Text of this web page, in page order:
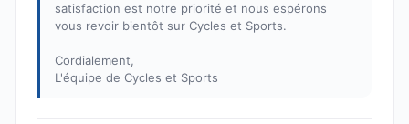
satisfaction est notre priorité et nous espérons
vous revoir bientôt sur Cycles et Sports.
Cordialement,
L'équipe de Cycles et Sports